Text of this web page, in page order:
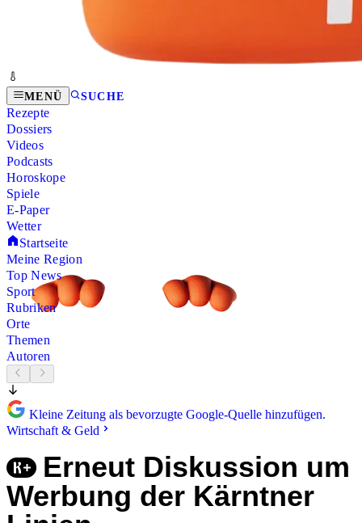
MENÜ SUCHE
Rezepte
Dossiers
Videos
Podcasts
Horoskope
Spiele
E-Paper
Wetter
Startseite
Meine Region
Top News
Sport
Rubriken
Orte
Themen
Autoren
Kleine Zeitung als bevorzugte Google-Quelle hinzufügen.
Wirtschaft & Geld
Erneut Diskussion um
Werbung der Kärntner